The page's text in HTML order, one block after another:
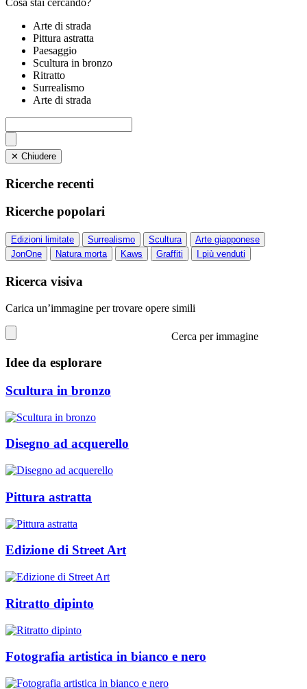
Cosa stai cercando?
Arte di strada
Pittura astratta
Paesaggio
Scultura in bronzo
Ritratto
Surrealismo
Arte di strada
✕ Chiudere
Ricerche recenti
Ricerche popolari
Edizioni limitate Surrealismo Scultura
Arte giapponese
JonOne
Natura morta Kaws Graffiti I più venduti
Ricerca visiva
Carica un’immagine per trovare opere simili
Cerca per immagine
Idee da esplorare
Scultura in bronzo
Disegno ad acquerello
Pittura astratta
Edizione di Street Art
Ritratto dipinto
Fotografia artistica in bianco e nero